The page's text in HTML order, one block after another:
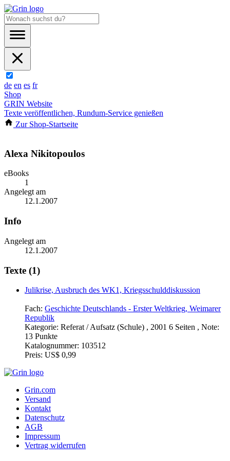
de en es fr
Shop
GRIN Website
Texte veröffentlichen, Rundum-Service genießen
Zur Shop-Startseite
Alexa Nikitopoulos
eBooks
1
Angelegt am
12.1.2007
Info
Angelegt am
12.1.2007
Texte (1)
Julikrise, Ausbruch des WK1, Kriegsschulddiskussion
Fach: Geschichte Deutschlands - Erster Weltkrieg, Weimarer
Republik
Kategorie: Referat / Aufsatz (Schule) , 2001 6 Seiten , Note:
13 Punkte
Katalognummer: 103512
Preis: US$ 0,99
Grin.com
Versand
Kontakt
Datenschutz
AGB
Impressum
Vertrag widerrufen